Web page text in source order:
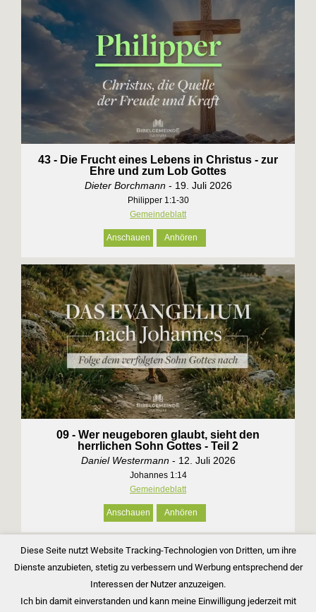
43 - Die Frucht eines Lebens in Christus - zur
Ehre und zum Lob Gottes
Dieter Borchmann- 19. Juli 2026
Philipper 1:1-30
Gemeindeblatt
Anschauen Anhören
09 - Wer neugeboren glaubt, sieht den
herrlichen Sohn Gottes - Teil 2
Daniel Westermann- 12. Juli 2026
Johannes 1:14
Gemeindeblatt
Anschauen Anhören
»
Diese Seite nutzt Website Tracking-Technologien von Dritten, um ihre
Dienste anzubieten, stetig zu verbessern und Werbung entsprechend der
Interessen der Nutzer anzuzeigen.
Ich bin damit einverstanden und kann meine Einwilligung jederzeit mit